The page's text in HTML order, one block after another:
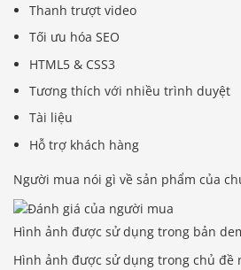
Thanh trượt video
Tối ưu hóa SEO
HTML5 & CSS3
Tương thích với nhiều trình duyệt
Tài liệu
Hỗ trợ khách hàng
Người mua nói gì về sản phẩm của
Hình ảnh được sử dụng trong bản
Hình ảnh được sử dụng trong chủ đề